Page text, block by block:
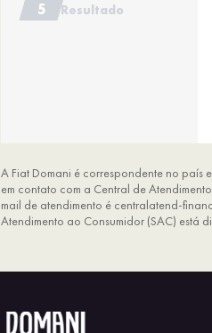
Resultado
A Fiat Domani é correspondente no país
em contato com a Central de
mail de atendimento é centralatend-
Atendimento ao Consumidor (SAC) está